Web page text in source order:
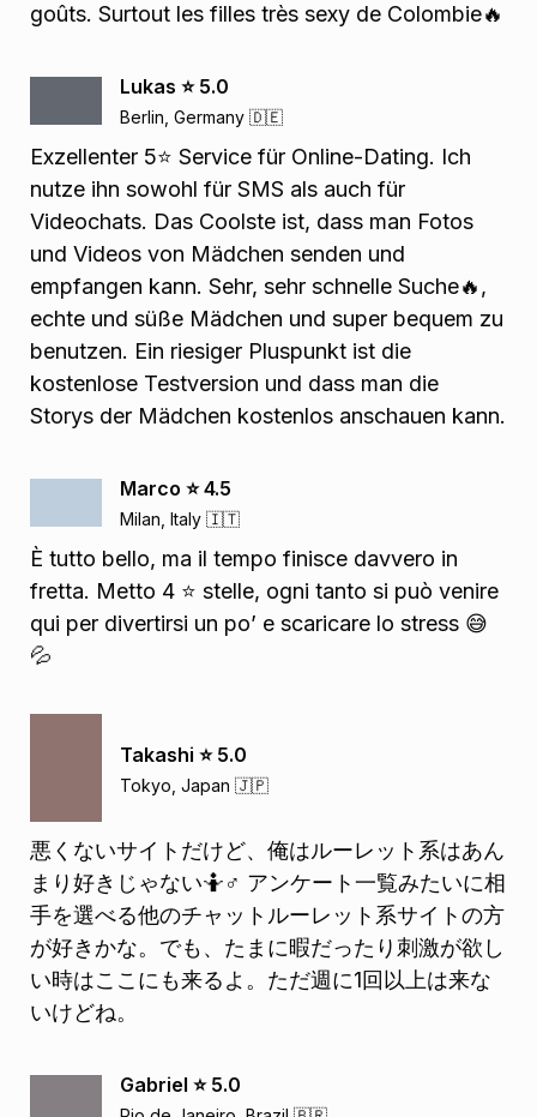
goûts. Surtout les filles très sexy de Colombie🔥
Lukas ⭐️ 5.0
Berlin, Germany 🇩🇪
Exzellenter 5⭐️ Service für Online-Dating. Ich
nutze ihn sowohl für SMS als auch für
Videochats. Das Coolste ist, dass man Fotos
und Videos von Mädchen senden und
empfangen kann. Sehr, sehr schnelle Suche🔥,
echte und süße Mädchen und super bequem zu
benutzen. Ein riesiger Pluspunkt ist die
kostenlose Testversion und dass man die
Storys der Mädchen kostenlos anschauen kann.
Marco ⭐️ 4.5
Milan, Italy 🇮🇹
È tutto bello, ma il tempo finisce davvero in
fretta. Metto 4 ⭐️ stelle, ogni tanto si può venire
qui per divertirsi un po’ e scaricare lo stress 😅
💦
Takashi ⭐️ 5.0
Tokyo, Japan 🇯🇵
悪くないサイトだけど、俺はルーレット系はあん
まり好きじゃない🤷♂️ アンケート一覧みたいに相
手を選べる他のチャットルーレット系サイトの方
が好きかな。でも、たまに暇だったり刺激が欲し
い時はここにも来るよ。ただ週に1回以上は来な
いけどね。
Gabriel ⭐️ 5.0